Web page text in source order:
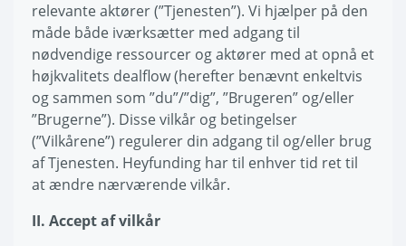
relevante aktører (”Tjenesten”). Vi hjælper på den
måde både iværksætter med adgang til
nødvendige ressourcer og aktører med at opnå et
højkvalitets dealflow (herefter benævnt enkeltvis
og sammen som ”du”/”dig”, ”Brugeren” og/eller
”Brugerne”). Disse vilkår og betingelser
(”Vilkårene”) regulerer din adgang til og/eller brug
af Tjenesten. Heyfunding har til enhver tid ret til
at ændre nærværende vilkår.
II. Accept af vilkår